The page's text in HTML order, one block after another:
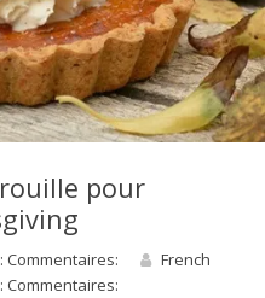
pour
Commentaires:
French
Commentaires: